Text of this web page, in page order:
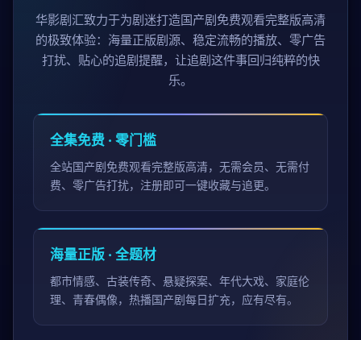
华影剧汇致力于为剧迷打造国产剧免费观看完整版高清
的极致体验：海量正版剧源、稳定流畅的播放、零广告
打扰、贴心的追剧提醒，让追剧这件事回归纯粹的快
乐。
全集免费 · 零门槛
全站国产剧免费观看完整版高清，无需会员、无需付
费、零广告打扰，注册即可一键收藏与追更。
海量正版 · 全题材
都市情感、古装传奇、悬疑探案、年代大戏、家庭伦
理、青春偶像，热播国产剧每日扩充，应有尽有。